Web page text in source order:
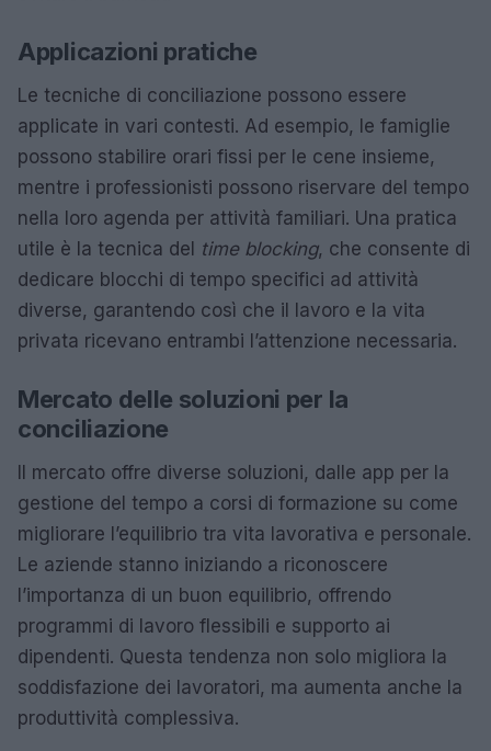
Applicazioni pratiche
Le tecniche di conciliazione possono essere
applicate in vari contesti. Ad esempio, le famiglie
possono stabilire orari fissi per le cene insieme,
mentre i professionisti possono riservare del tempo
nella loro agenda per attività familiari. Una pratica
utile è la tecnica del time blocking, che consente di
dedicare blocchi di tempo specifici ad attività
diverse, garantendo così che il lavoro e la vita
privata ricevano entrambi l’attenzione necessaria.
Mercato delle soluzioni per la
conciliazione
Il mercato offre diverse soluzioni, dalle app per la
gestione del tempo a corsi di formazione su come
migliorare l’equilibrio tra vita lavorativa e personale.
Le aziende stanno iniziando a riconoscere
l’importanza di un buon equilibrio, offrendo
programmi di lavoro flessibili e supporto ai
dipendenti. Questa tendenza non solo migliora la
soddisfazione dei lavoratori, ma aumenta anche la
produttività complessiva.